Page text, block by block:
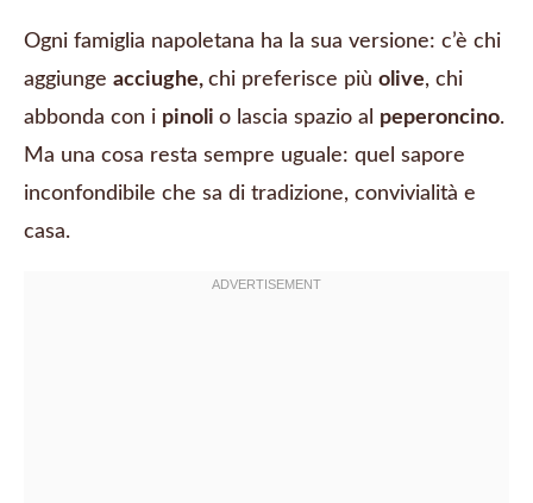
Ogni famiglia napoletana ha la sua versione: c’è chi
aggiunge acciughe, chi preferisce più olive, chi
abbonda con i pinoli o lascia spazio al peperoncino.
Ma una cosa resta sempre uguale: quel sapore
inconfondibile che sa di tradizione, convivialità e
casa.